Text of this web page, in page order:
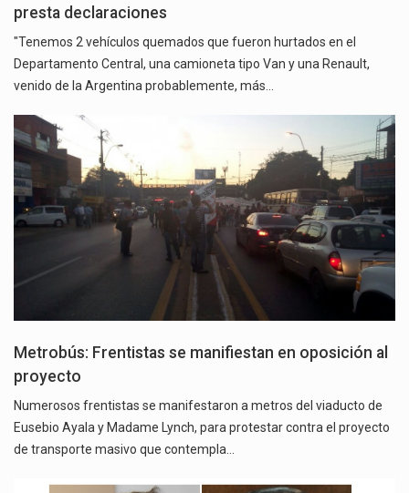
presta declaraciones
"Tenemos 2 vehículos quemados que fueron hurtados en el
Departamento Central, una camioneta tipo Van y una Renault,
venido de la Argentina probablemente, más…
Metrobús: Frentistas se manifiestan en oposición al
proyecto
Numerosos frentistas se manifestaron a metros del viaducto de
Eusebio Ayala y Madame Lynch, para protestar contra el proyecto
de transporte masivo que contempla…